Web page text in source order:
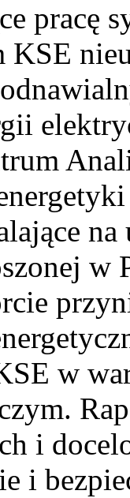
pracę
KSE
w
w
i
i